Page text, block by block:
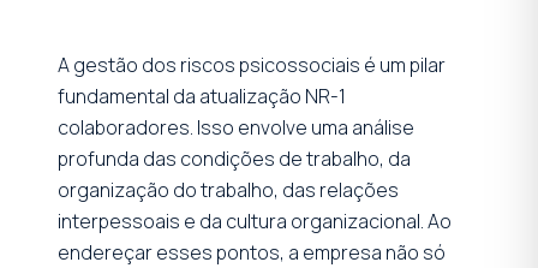
A gestão dos riscos psicossociais é um pilar
fundamental da atualização NR-1
colaboradores. Isso envolve uma análise
profunda das condições de trabalho, da
organização do trabalho, das relações
interpessoais e da cultura organizacional. Ao
endereçar esses pontos, a empresa não só